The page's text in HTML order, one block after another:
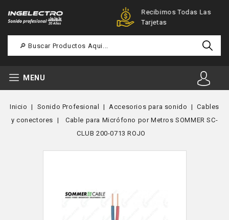
Ofertas Especiales Para
Registrados
Recibimos Todas Las
Tarjetas
MENU
Inicio Sonido Profesional Accesorios para sonido
Cables
y conectores
Cable para Micrófono por Metros SOMMER SC-
CLUB 200-0713 ROJO